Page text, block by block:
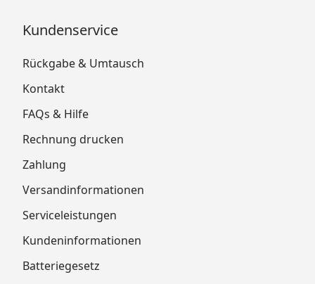
Kundenservice
Rückgabe & Umtausch
Kontakt
FAQs & Hilfe
Rechnung drucken
Zahlung
Versandinformationen
Serviceleistungen
Kundeninformationen
Batteriegesetz